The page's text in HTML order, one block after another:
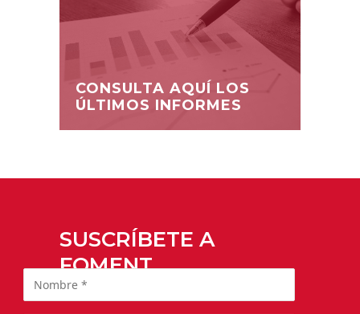
CONSULTA AQUÍ LOS
ÚLTIMOS INFORMES
SUSCRÍBETE A
FOMENT